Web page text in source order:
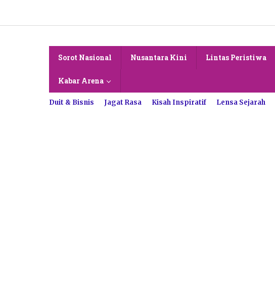
konten
Sorot Nasional Nusantara Kini Lintas Peristiwa
Kabar Arena
Duit & Bisnis Jagat Rasa Kisah Inspiratif Lensa Sejarah